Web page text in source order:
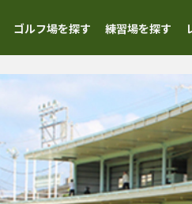
ゴルフ場を探す 練習場を探す